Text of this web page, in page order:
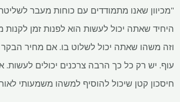
"מכיוון שאנו מתמודדים עם כוחות מעבר
היחיד שאתה יכול לעשות הוא לפנות זמן לקנות
וזה משהו שאתה יכול לשלוט בו. אם מחיר הבקר
עוף. יש רק כל כך הרבה צרכנים יכולים
חיסכון קטן שיכול להוסיף למשהו משמעותי